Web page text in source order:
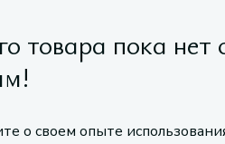
товара пока
о своем опыте